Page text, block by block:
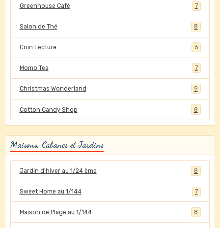
Greenhouse Café 7
Salon de Thé 8
Coin Lecture 6
Momo Tea 7
Christmas Wonderland 9
Cotton Candy Shop 8
Maisons, Cabanes et Jardins
Jardin d'hiver au 1/24 ème 8
Sweet Home au 1/144 7
Maison de Plage au 1/144 8